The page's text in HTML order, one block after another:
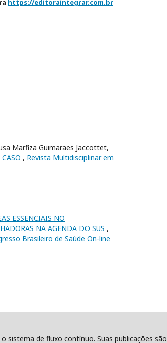
https://editoraintegrar.com.br
Marfiza Guimaraes Jaccottet,
, Revista Multidisciplinar em
ESSENCIAIS NO
NA AGENDA DO SUS ,
Brasileiro de Saúde On-line
sistema de fluxo contínuo. Suas publicações são